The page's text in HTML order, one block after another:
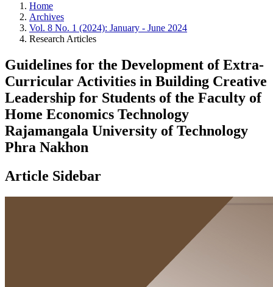
Home
Archives
Vol. 8 No. 1 (2024): January - June 2024
Research Articles
Guidelines for the Development of Extra-
Curricular Activities in Building Creative
Leadership for Students of the Faculty of
Home Economics Technology
Rajamangala University of Technology
Phra Nakhon
Article Sidebar